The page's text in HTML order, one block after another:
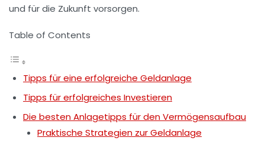
und für die Zukunft vorsorgen.
Table of Contents
Tipps für eine erfolgreiche Geldanlage
Tipps für erfolgreiches Investieren
Die besten Anlagetipps für den Vermögensaufbau
Praktische Strategien zur Geldanlage